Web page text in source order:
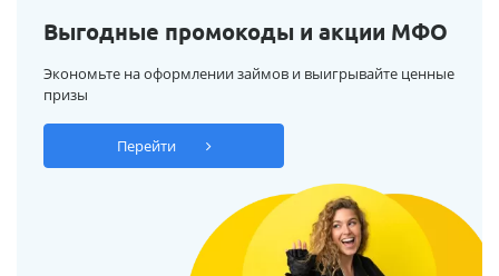
Выгодные промокоды и акции МФО
Экономьте на оформлении займов и выигрывайте ценные
призы
Перейти